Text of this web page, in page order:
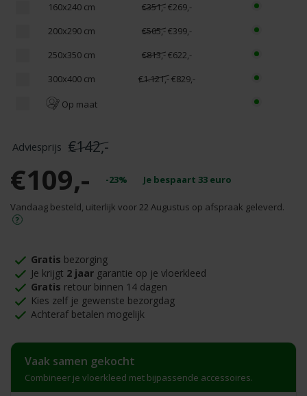
160x240 cm
€351,-€269,-
200x290 cm
€505,-€399,-
250x350 cm
€813,-€622,-
300x400 cm
€1.121,-€829,-
Op maat
€142,-
€109,- -23% Je bespaart 33 euro
Vandaag besteld, uiterlijk voor 22 Augustus op afspraak geleverd.
Gratis bezorging
Je krijgt 2 jaar garantie op je vloerkleed
Gratis retour binnen 14 dagen
Kies zelf je gewenste bezorgdag
Achteraf betalen mogelijk
Vaak samen gekocht
Combineer je vloerkleed met bijpassende accessoires.